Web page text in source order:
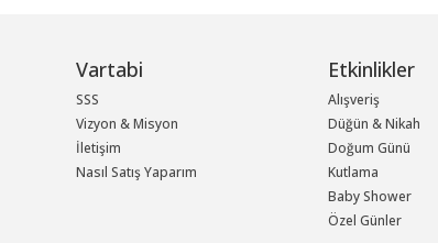
Vartabi
SSS
Vizyon & Misyon
İletişim
Nasıl Satış Yaparım
Etkinlikler
Alışveriş
Düğün & Nikah
Doğum Günü
Kutlama
Baby Shower
Özel Günler